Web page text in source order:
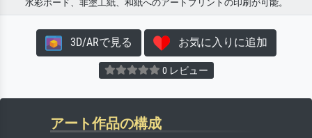
水彩ボード、非塗工紙、和紙へのアートプリントの印刷が可能。
3D/ARで見る お気に入りに追加
0 レビュー
アート作品の構成